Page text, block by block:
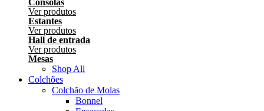
Consolas
Ver produtos
Estantes
Ver produtos
Hall de entrada
Ver produtos
Mesas
Shop All
Colchões
Colchão de Molas
Bonnel